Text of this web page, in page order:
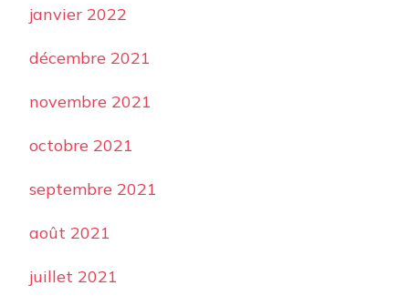
janvier 2022
décembre 2021
novembre 2021
octobre 2021
septembre 2021
août 2021
juillet 2021